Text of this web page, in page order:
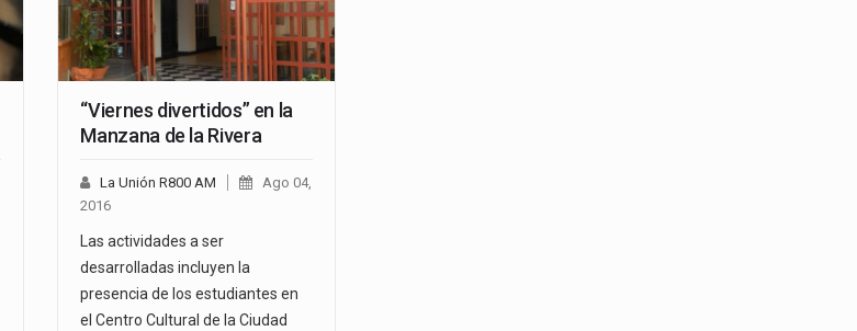
“Viernes divertidos” en la
Manzana de la Rivera
La Unión R800 AM
Ago 04,
2016
Las actividades a ser
desarrolladas incluyen la
presencia de los estudiantes en
el Centro Cultural de la Ciudad